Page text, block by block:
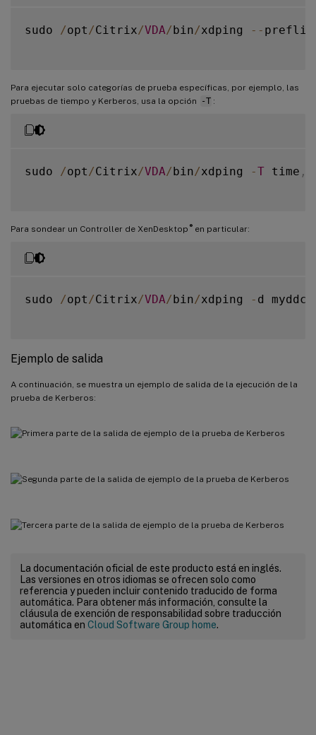
sudo /opt /Citrix/VDA/bin/xdping --
Para ejecutar solo categorías de prueba específicas, por ejemplo, las
pruebas de tiempo y Kerberos, usa la opción
-T :
sudo /opt /Citrix/VDA/bin/xdping -T time ,
Para sondear un Controller de XenDesktop ®en particular:
sudo /opt /Citrix/VDA/bin/xdping - d myddc
Ejemplo de salida
A continuación, se muestra un ejemplo de salida de la ejecución de la
prueba de Kerberos:
La documentación oficial de este producto está en inglés.
Las versiones en otros idiomas se ofrecen solo como
referencia y pueden incluir contenido traducido de forma
automática. Para obtener más información, consulte la
cláusula de exención de responsabilidad sobre traducción
automática en Cloud Software Group home.